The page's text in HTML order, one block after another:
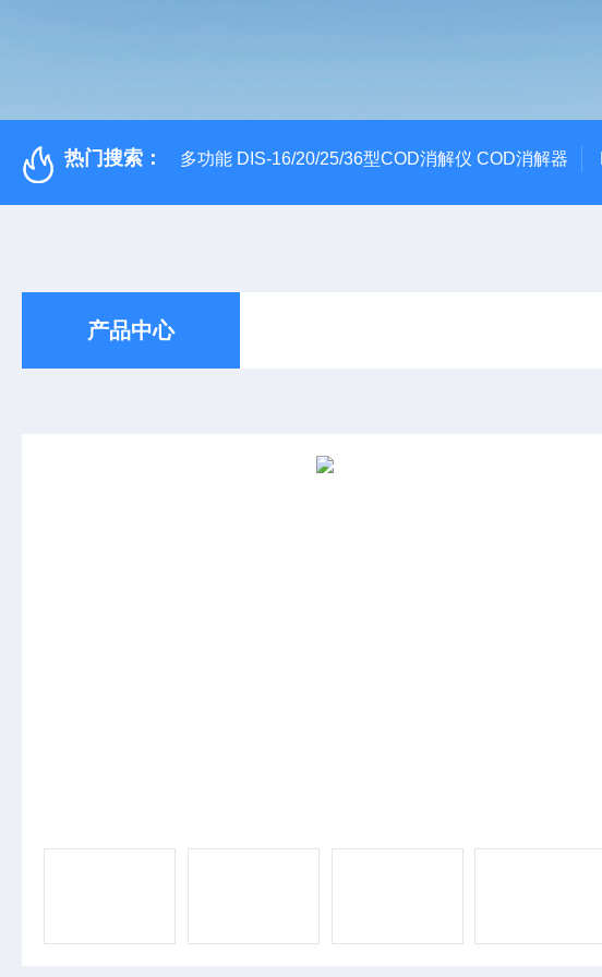
热门搜索： 多功能 DIS-16/20/25/36型COD消解仪 COD消解器
产品中心